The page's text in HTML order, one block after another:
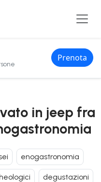
Prenota
ed enogastronomia
in jeep fra
enogastronomia
degustazioni